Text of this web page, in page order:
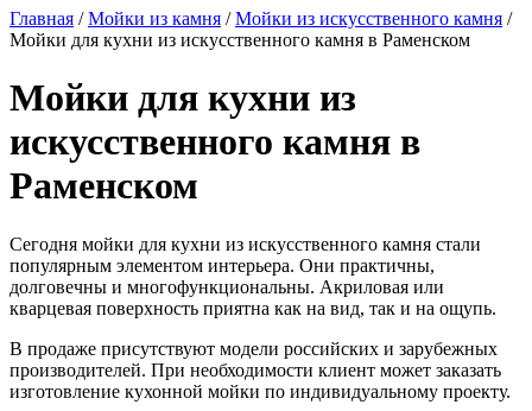
Главная /Мойки из камня /Мойки из искусственного камня /
Мойки для кухни из искусственного камня в Раменском
Мойки для кухни из
искусственного камня в
Раменском
Сегодня мойки для кухни из искусственного камня стали
популярным элементом интерьера. Они практичны,
долговечны и многофункциональны. Акриловая или
кварцевая поверхность приятна как на вид, так и на ощупь.
В продаже присутствуют модели российских и зарубежных
производителей. При необходимости клиент может заказать
изготовление кухонной мойки по индивидуальному проекту.